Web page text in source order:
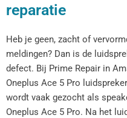
reparatie
Heb je geen, zacht of
meldingen? Dan is de
defect. Bij Prime Repair in
Oneplus Ace 5 Pro
wordt vaak gezocht als
Oneplus Ace 5 Pro. Na het